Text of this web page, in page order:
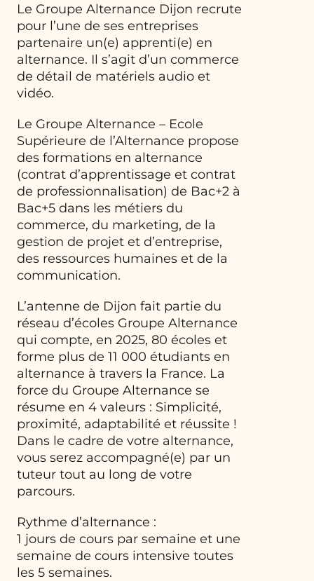
Le Groupe Alternance Dijon recrute
pour l’une de ses entreprises
partenaire un(e) apprenti(e) en
alternance. Il s’agit d’un commerce
de détail de matériels audio et
vidéo.
Le Groupe Alternance – Ecole
Supérieure de l’Alternance propose
des formations en alternance
(contrat d’apprentissage et contrat
de professionnalisation) de Bac+2 à
Bac+5 dans les métiers du
commerce, du marketing, de la
gestion de projet et d’entreprise,
des ressources humaines et de la
communication.
L’antenne de Dijon fait partie du
réseau d’écoles Groupe Alternance
qui compte, en 2025, 80 écoles et
forme plus de 11 000 étudiants en
alternance à travers la France. La
force du Groupe Alternance se
résume en 4 valeurs : Simplicité,
proximité, adaptabilité et réussite !
Dans le cadre de votre alternance,
vous serez accompagné(e) par un
tuteur tout au long de votre
parcours.
Rythme d’alternance :
1 jours de cours par semaine et une
semaine de cours intensive toutes
les 5 semaines.